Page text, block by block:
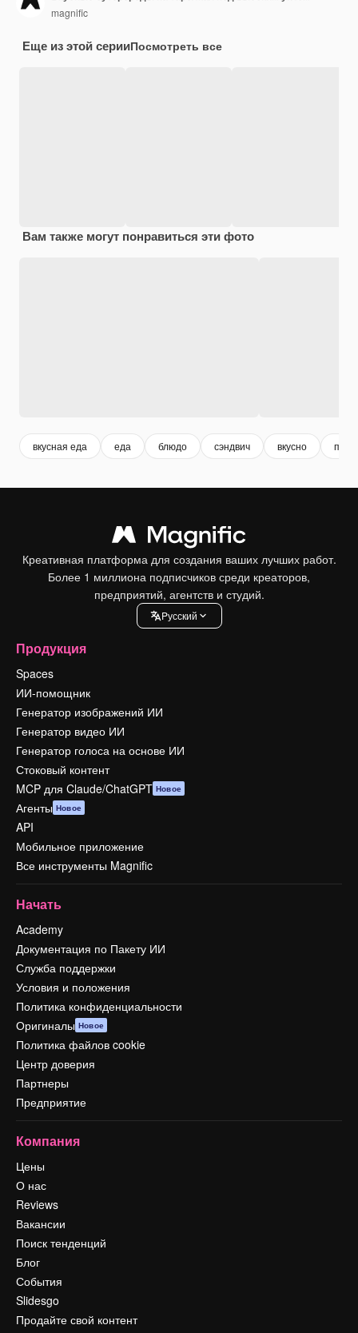
magnific
Еще из этой серииПосмотреть все
Вам также могут понравиться эти фото
вкусная еда еда блюдо сэндвич вкусно
Креативная платформа для создания ваших лучших работ.
Более 1 миллиона подписчиков среди креаторов,
предприятий, агентств и студий.
Pусский
Продукция
Spaces
ИИ-помощник
Генератор изображений ИИ
Генератор видео ИИ
Генератор голоса на основе ИИ
Стоковый контент
MCP для Claude/ChatGPT Новое
Агенты Новое
API
Мобильное приложение
Все инструменты Magnific
Начать
Academy
Документация по Пакету ИИ
Служба поддержки
Условия и положения
Политика конфиденциальности
Оригиналы Новое
Политика файлов cookie
Центр доверия
Партнеры
Предприятие
Компания
Цены
О нас
Reviews
Вакансии
Поиск тенденций
Блог
События
Slidesgo
Продайте свой контент